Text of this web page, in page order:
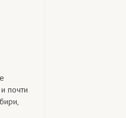
почти